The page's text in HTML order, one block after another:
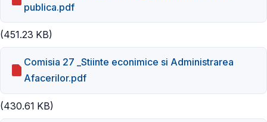
publica.pdf
(451.23 KB)
Comisia 27 _Stiinte econimice si Administrarea
Afacerilor.pdf
(430.61 KB)